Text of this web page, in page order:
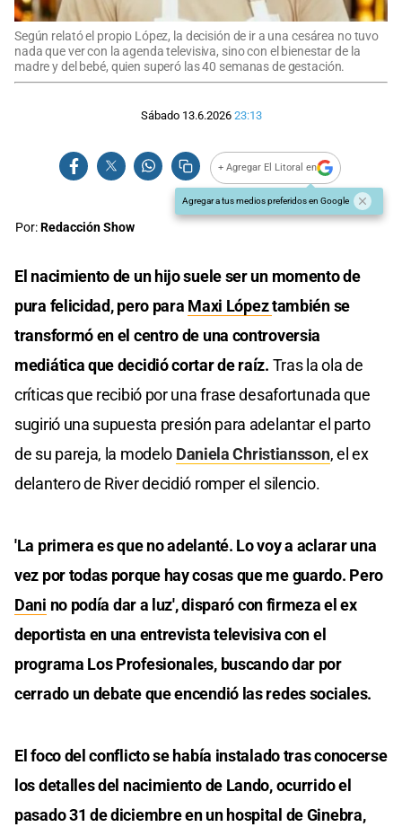
Según relató el propio López, la decisión de ir a una cesárea no tuvo
nada que ver con la agenda televisiva, sino con el bienestar de la
madre y del bebé, quien superó las 40 semanas de gestación.
Sábado 13.6.2026 23:13
+ Agregar El Litoral en
Agregar a tus medios preferidos en Google
Por:Redacción Show
El nacimiento de un hijo suele ser un momento de
pura felicidad, pero para Maxi Lópeztambién se
transformó en el centro de una controversia
mediática que decidió cortar de raíz. Tras la ola de
críticas que recibió por una frase desafortunada que
sugirió una supuesta presión para adelantar el parto
de su pareja, la modelo Daniela Christiansson, el ex
delantero de River decidió romper el silencio.
'La primera es que no adelanté. Lo voy a aclarar una
vez por todas porque hay cosas que me guardo. Pero
Dani no podía dar a luz', disparó con firmeza el ex
deportista en una entrevista televisiva con el
programa Los Profesionales, buscando dar por
cerrado un debate que encendió las redes sociales.
El foco del conflicto se había instalado tras conocerse
los detalles del nacimiento de Lando, ocurrido el
pasado 31 de diciembre en un hospital de Ginebra,